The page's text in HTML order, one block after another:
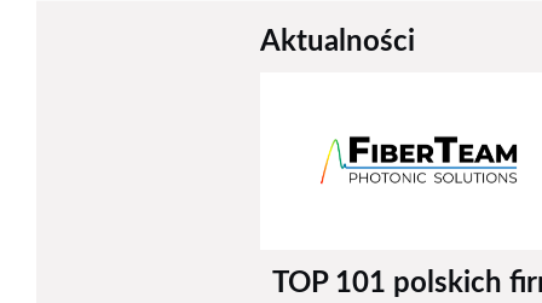
Aktualności
TOP 101 polskich